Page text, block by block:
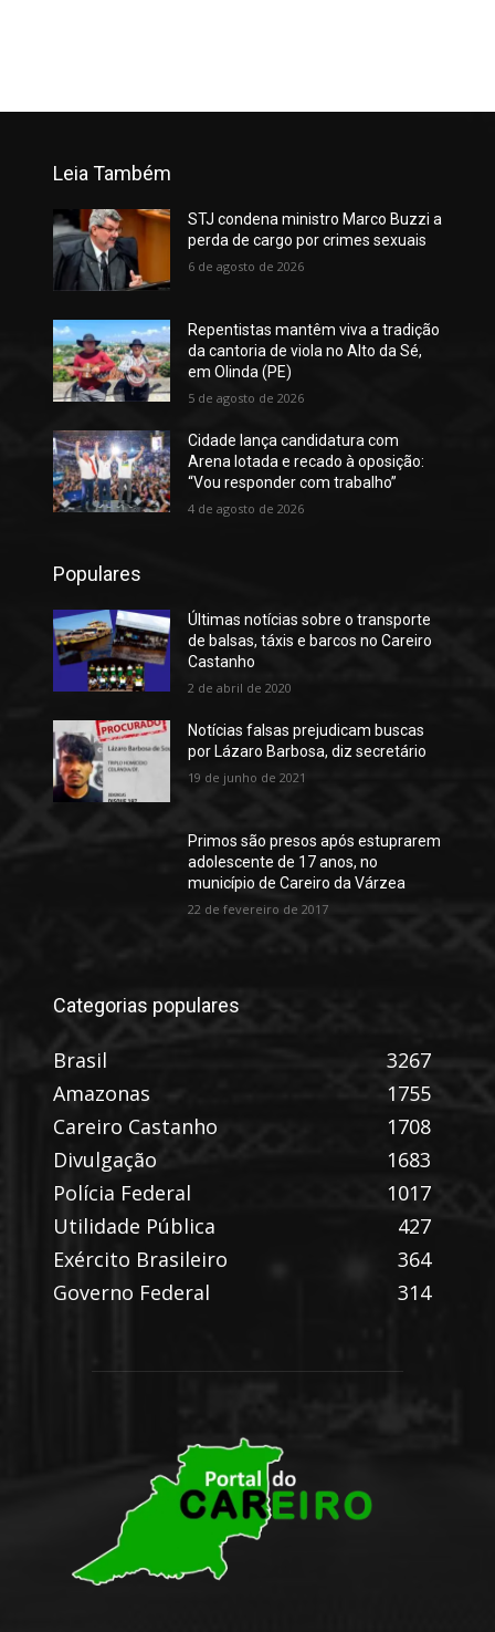
Leia Também
STJ condena ministro Marco Buzzi a
perda de cargo por crimes sexuais
6 de agosto de 2026
Repentistas mantêm viva a tradição
da cantoria de viola no Alto da Sé,
em Olinda (PE)
5 de agosto de 2026
Cidade lança candidatura com
Arena lotada e recado à oposição:
“Vou responder com trabalho”
4 de agosto de 2026
Populares
Últimas notícias sobre o transporte
de balsas, táxis e barcos no Careiro
Castanho
2 de abril de 2020
Notícias falsas prejudicam buscas
por Lázaro Barbosa, diz secretário
19 de junho de 2021
Primos são presos após estuprarem
adolescente de 17 anos, no
município de Careiro da Várzea
22 de fevereiro de 2017
Categorias populares
Brasil
3267
Amazonas
1755
Careiro Castanho
1708
Divulgação
1683
Polícia Federal
1017
Utilidade Pública
427
Exército Brasileiro
364
Governo Federal
314